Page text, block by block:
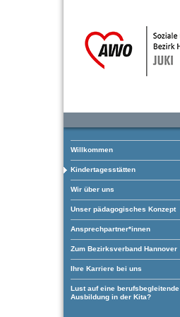
Willkommen
Kindertagesstätten
Wir über uns
Unser pädagogisches Konzept
Ansprechpartner*innen
Zum Bezirksverband Hannover
Ihre Karriere bei uns
Lust auf eine berufsbegleitende
Ausbildung in der Kita?